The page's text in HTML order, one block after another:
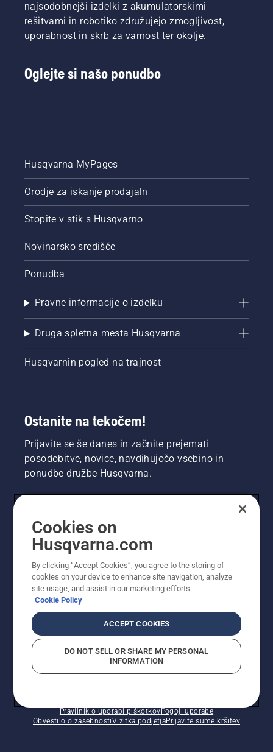
najsodobnejši izdelki z akumulatorskimi
rešitvami in robotiko združujejo zmogljivost,
uporabnost in skrb za varnost ter okolje.
Oglejte si našo ponudbo
Husqvarna MyPages
Orodje za iskanje prodajaln
Stopite v stik s Husqvarno
Novinarsko središče
Ponudba
Pravne informacije o izdelku
Druga spletna mesta Husqvarna
Husqvarnin pogled na trajnost
Ostanite na tekočem!
Prijavite se še danes in začnite prejemati
posodobitve, novice, navdihujočo vsebino in
ponudbe družbe Husqvarna.
Pravilnik o uporabi piškotkovPogoji uporabe
Obvestilo o zasebnostiVizitka podjetjaPrijavite sume kršitev
Cookies on
Husqvarna.com
By clicking “Accept Cookies”, you agree to the storing of
cookies on your device to enhance site navigation, analyze
site usage, and assist in our marketing efforts.
Cookie Policy
ACCEPT COOKIES
DO NOT SELL OR SHARE MY PERSONAL
INFORMATION